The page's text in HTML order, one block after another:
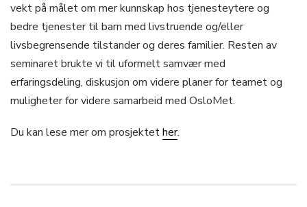
vekt på målet om mer kunnskap hos tjenesteytere og
bedre tjenester til barn med livstruende og/eller
livsbegrensende tilstander og deres familier. Resten av
seminaret brukte vi til uformelt samvær med
erfaringsdeling, diskusjon om videre planer for teamet og
muligheter for videre samarbeid med OsloMet.
Du kan lese mer om prosjektether.